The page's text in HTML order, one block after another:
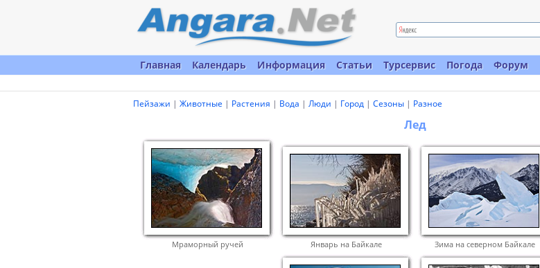
Главная Календарь Информация Статьи Турсервис Погода Форум
Пейзажи | Животные | Растения | Вода | Люди | Город | Сезоны | Разное
Лед
Мраморный ручей Январь на Байкале Зима на северном Байкале